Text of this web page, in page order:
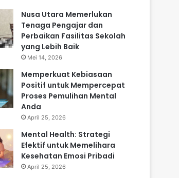
Nusa Utara Memerlukan
Tenaga Pengajar dan
Perbaikan Fasilitas Sekolah
yang Lebih Baik
Mei 14, 2026
Memperkuat Kebiasaan
Positif untuk Mempercepat
Proses Pemulihan Mental
Anda
April 25, 2026
Mental Health: Strategi
Efektif untuk Memelihara
Kesehatan Emosi Pribadi
April 25, 2026